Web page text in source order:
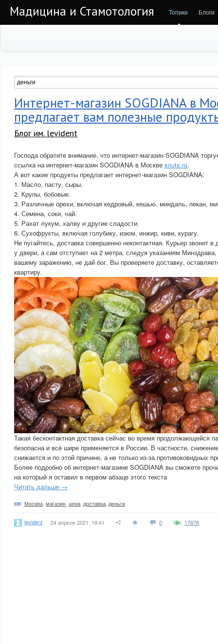
Мадицина и Стамотология Топики Блоги
Интернет-магазин SOGDIANA в
предлагает вам полезные
Блог им. levident
Господа обратите внимание, что интернет-магазин SOGDIANA
ссылка на интернет-магазин SOGDIANA в Москве snuts.ru.
А вот какие продукты предлагает интернет-магазин SOGDIANA:
1. Масло, пасту, сыры.
2. Крупы, бобовые.
3. Различные орехи, включая кедровый, кешью, миндаль, пекан,
4. Семена, соки, чай.
5. Рахат лукум, халву и другие сладости.
6. Сухофрукты, включая голубику, изюм, инжир, киви, курагу.
Не пугайтесь, доставка совершенно неконтактная. Курьер звонит
у двери, а сам отступает на 2 метра, следуя указаниям
вашему заражению, не дай бог. Вы проверяете доставку,
квартиру.
Такая бесконтактная доставка сейчас во время продолжающейся
безопасна и всё шире применяется в России. В частности,
снижается и по этой причине, а не только из-за противоковидных
Более подробно об интернет-магазине SOGDIANA вы сможете
на который я оставил в первом абзаце этого текста
Читать дальше →
Москва магазин цена доставка деньги
levident 24 апреля 2021, 19:41 0 17878